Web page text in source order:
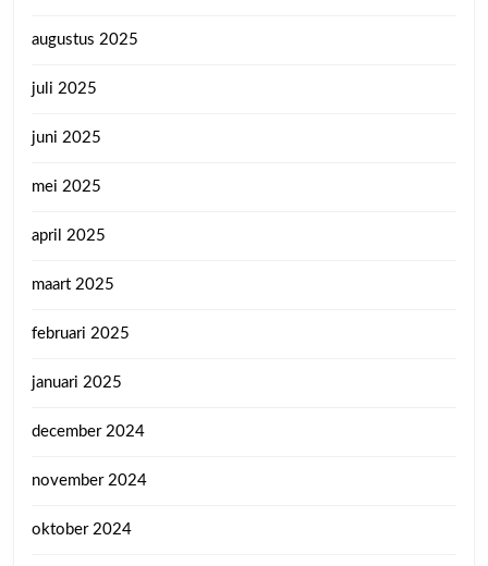
augustus 2025
juli 2025
juni 2025
mei 2025
april 2025
maart 2025
februari 2025
januari 2025
december 2024
november 2024
oktober 2024